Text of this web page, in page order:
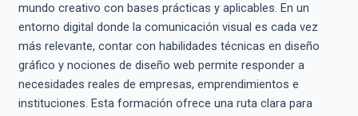
mundo creativo con bases prácticas y aplicables. En un
entorno digital donde la comunicación visual es cada vez
más relevante, contar con habilidades técnicas en diseño
gráfico y nociones de diseño web permite responder a
necesidades reales de empresas, emprendimientos e
instituciones. Esta formación ofrece una ruta clara para